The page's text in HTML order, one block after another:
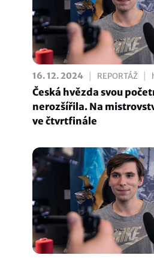
16. 12. 2024 REPORTÁŽ
Česká hvězda svou
nerozšířila. Na
ve čtvrtfinále